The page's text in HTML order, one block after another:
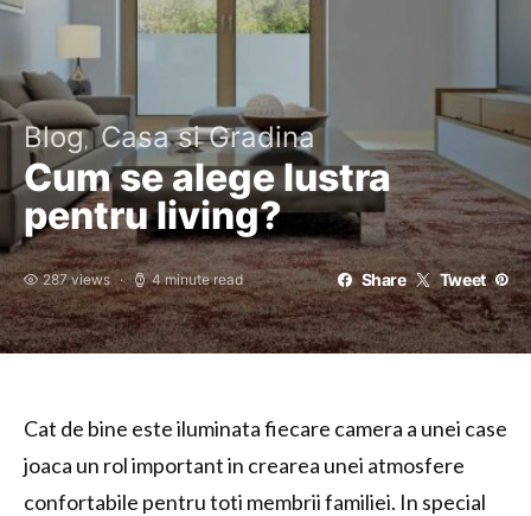
Blog Casa si Gradina
Cum se alege lustra
pentru living?
287 views 4 minute read Share Tweet
Cat de bine este iluminata fiecare camera a unei case
joaca un rol important in crearea unei atmosfere
confortabile pentru toti membrii familiei. In special